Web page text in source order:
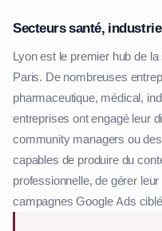
Secteurs santé,
Lyon est le premier hub de
Paris. De nombreuses
pharmaceutique, médical,
entreprises ont engagé leur
community managers ou
capables de produire du
professionnelle, de gérer
campagnes Google Ads